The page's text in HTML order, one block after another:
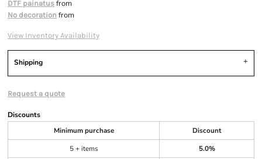
DTF painatus from
No decoration from
View Inventory Availability
Shipping
Request a quote
Discounts
Minimum purchase
Discount
5 + items
5.0%